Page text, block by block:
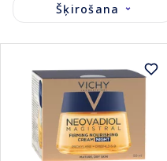
Šķirošana